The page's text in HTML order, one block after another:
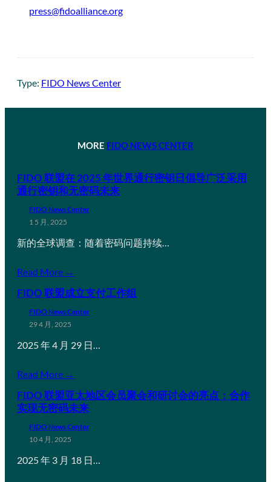
press@fidoalliance.org
Type: FIDO News Center
MORE FIDO NEWS CENTER
FIDO 联盟在 2025 年世界通行密钥日倡导广泛采用
通行密钥和无密码未来
FIDO News Center
1 5 月, 2025
新的全球调查：随着密码问题持续…
Read More →
FIDO 联盟成立支付工作组
FIDO News Center
29 4 月, 2025
2025 年 4 月 29 日…
Read More →
FIDO 联盟亚太地区会员聚会和研讨会的亮点：合作
实现无密码未来
FIDO News Center
10 4 月, 2025
2025 年 3 月 18 日…